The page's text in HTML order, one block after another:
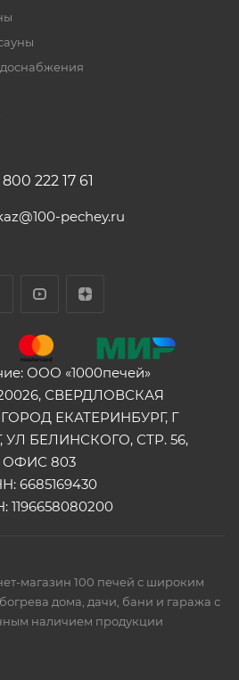
222 17 61
pechey.ru
ООО «1000печей»
СВЕРДЛОВСКАЯ
ЕКАТЕРИНБУРГ, Г
УЛ БЕЛИНСКОГО, СТР. 56,
ОФИС 803
6685169430
1196658080200
магазин 100 печей с широким
дома, дачи, бани и гаража с
наличием продукции